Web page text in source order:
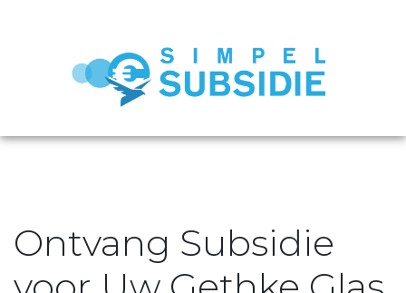
Ontvang Subsidie